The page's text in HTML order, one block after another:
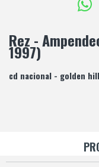
Rez -
1997)
cd nacional - golden hill